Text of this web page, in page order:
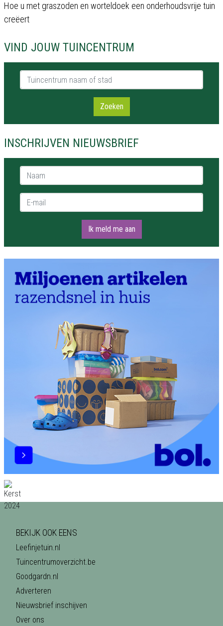
Hoe u met graszoden en worteldoek een onderhoudsvrije tuin
creëert
VIND JOUW TUINCENTRUM
Tuincentrum naam of stad
Zoeken
INSCHRIJVEN NIEUWSBRIEF
Naam *
E-mail *
Ik meld me aan
BEKIJK OOK EENS
Leefinjetuin.nl
Tuincentrumoverzicht.be
Goodgardn.nl
Adverteren
Nieuwsbrief inschijven
Over ons